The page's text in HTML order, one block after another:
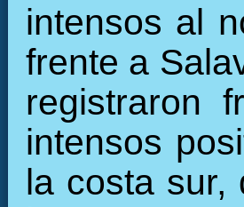
intensos al
frente a
registraron
intensos
la costa sur,